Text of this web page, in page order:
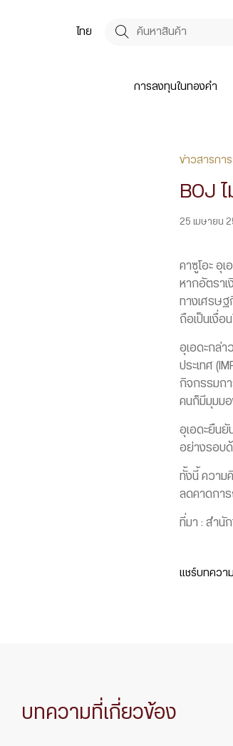
ไทย
การลงทุนในทองคำ
ข่าวสารกา
BOJ
25 เมษายน
คาซูโอะ อุ
หากอัตราเ
ทางเศรษฐ
ถือเป็นเงื่อ
อุเอดะกล่า
ประเทศ
กิจกรรมกา
คนก็มีมุมม
อุเอดะยืนยั
อย่างรอบด้
ทั้งนี้ ความ
ลดคาดกา
ที่มา : สำนั
แชร์บทควา
บทความที่เกี่ยวข้อง